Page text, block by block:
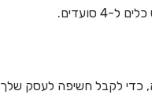
סועדים.
כדי לקבל חשיפה לעסק